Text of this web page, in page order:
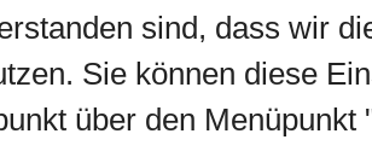
sind, dass wir
Sie können diese
über den Menüpunkt